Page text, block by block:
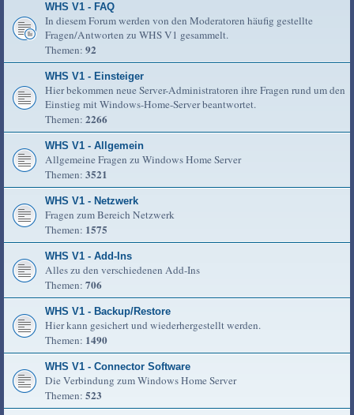
WHS V1 - FAQ
In diesem Forum werden von den Moderatoren häufig gestellte
Fragen/Antworten zu WHS V1 gesammelt.
Themen: 92
WHS V1 - Einsteiger
Hier bekommen neue Server-Administratoren ihre Fragen rund um den
Einstieg mit Windows-Home-Server beantwortet.
Themen: 2266
WHS V1 - Allgemein
Allgemeine Fragen zu Windows Home Server
Themen: 3521
WHS V1 - Netzwerk
Fragen zum Bereich Netzwerk
Themen: 1575
WHS V1 - Add-Ins
Alles zu den verschiedenen Add-Ins
Themen: 706
WHS V1 - Backup/Restore
Hier kann gesichert und wiederhergestellt werden.
Themen: 1490
WHS V1 - Connector Software
Die Verbindung zum Windows Home Server
Themen: 523